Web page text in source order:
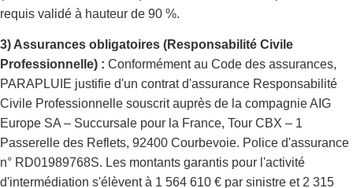
requis validé à hauteur de 90 %.
3) Assurances obligatoires (Responsabilité Civile
Professionnelle) : Conformément au Code des assurances,
PARAPLUIE justifie d'un contrat d'assurance Responsabilité
Civile Professionnelle souscrit auprès de la compagnie AIG
Europe SA – Succursale pour la France, Tour CBX – 1
Passerelle des Reflets, 92400 Courbevoie. Police d'assurance
n° RD01989768S. Les montants garantis pour l'activité
d'intermédiation s'élèvent à 1 564 610 € par sinistre et 2 315